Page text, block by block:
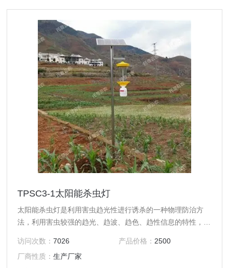
TPSC3-1太阳能杀虫灯
太阳能杀虫灯是利用害虫趋光性进行诱杀的一种物理防治方
法，利用害虫较强的趋光、趋波、趋色、趋性信息的特性，将
远距离用波，加以诱到的害虫本身产生的性信息引诱成虫扑
灯，灯外配以频振式高压电网触杀，使害虫落入灯下的接虫袋
访问次数：7026 产品价格： 2500
厂商性质：生产厂家